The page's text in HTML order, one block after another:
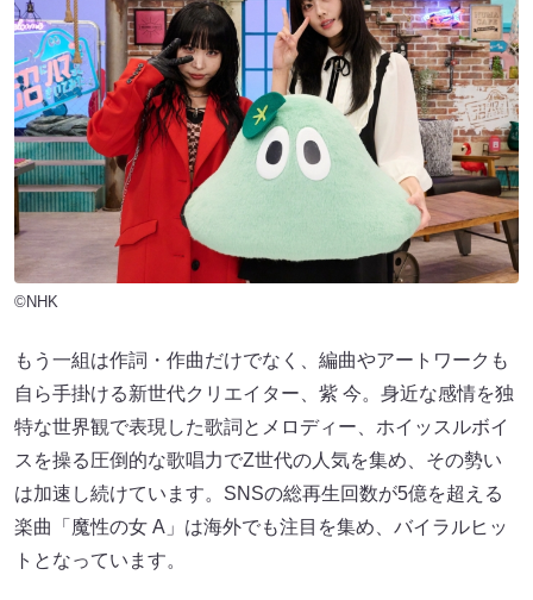
©NHK
もう一組は作詞・作曲だけでなく、編曲やアートワークも
自ら手掛ける新世代クリエイター、紫 今。身近な感情を独
特な世界観で表現した歌詞とメロディー、ホイッスルボイ
スを操る圧倒的な歌唱力でZ世代の人気を集め、その勢い
は加速し続けています。SNSの総再生回数が5億を超える
楽曲「魔性の女 A」は海外でも注目を集め、バイラルヒッ
トとなっています。